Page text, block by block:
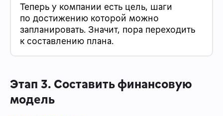
Теперь у компании есть цель, шаги
по достижению которой можно
запланировать. Значит, пора переходить
к составлению плана.
Этап 3. Составить финансовую
модель